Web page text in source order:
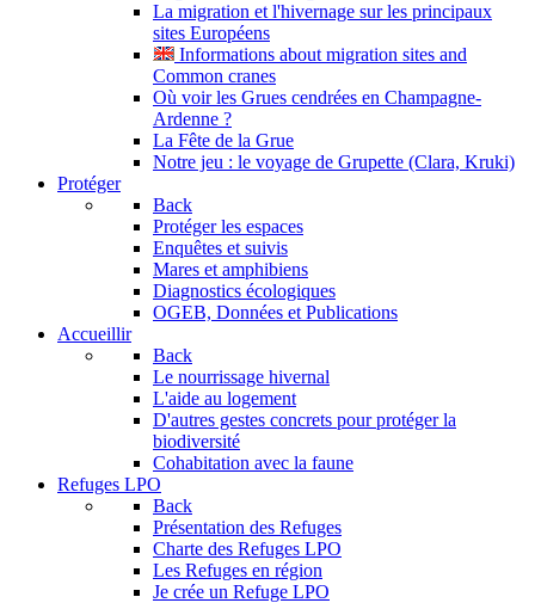
La migration et l'hivernage sur les principaux
sites Européens
Informations about migration sites and
Common cranes
Où voir les Grues cendrées en Champagne-
Ardenne ?
La Fête de la Grue
Notre jeu : le voyage de Grupette (Clara, Kruki)
Protéger
Back
Protéger les espaces
Enquêtes et suivis
Mares et amphibiens
Diagnostics écologiques
OGEB, Données et Publications
Accueillir
Back
Le nourrissage hivernal
L'aide au logement
D'autres gestes concrets pour protéger la
biodiversité
Cohabitation avec la faune
Refuges LPO
Back
Présentation des Refuges
Charte des Refuges LPO
Les Refuges en région
Je crée un Refuge LPO